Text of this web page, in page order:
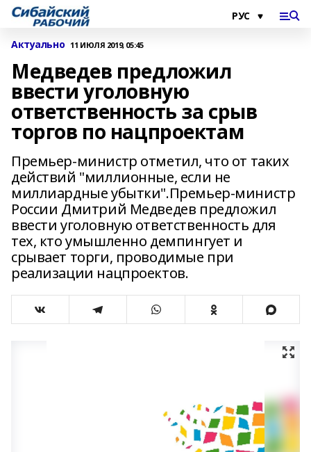
Актуально 11 ИЮЛЯ 2019, 05:45
Медведев предложил
ввести уголовную
ответственность за срыв
торгов по нацпроектам
Премьер-министр отметил, что от таких
действий "миллионные, если не
миллиардные убытки".Премьер-министр
России Дмитрий Медведев предложил
ввести уголовную ответственность для
тех, кто умышленно демпингует и
срывает торги, проводимые при
реализации нацпроектов.